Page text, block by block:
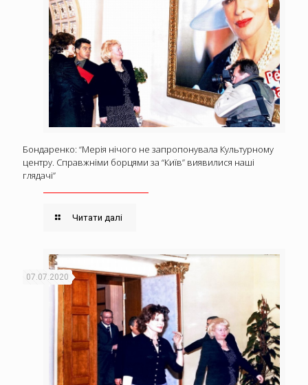
Бондаренко: “Мерія нічого не запропонувала Культурному
центру. Справжніми борцями за “Київ” виявилися наші
глядачі”
Читати далі
07.07.2020